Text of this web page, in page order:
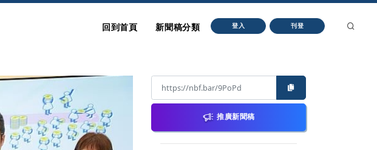
回到首頁 新聞稿分類 登入 刊登
推廣新聞稿